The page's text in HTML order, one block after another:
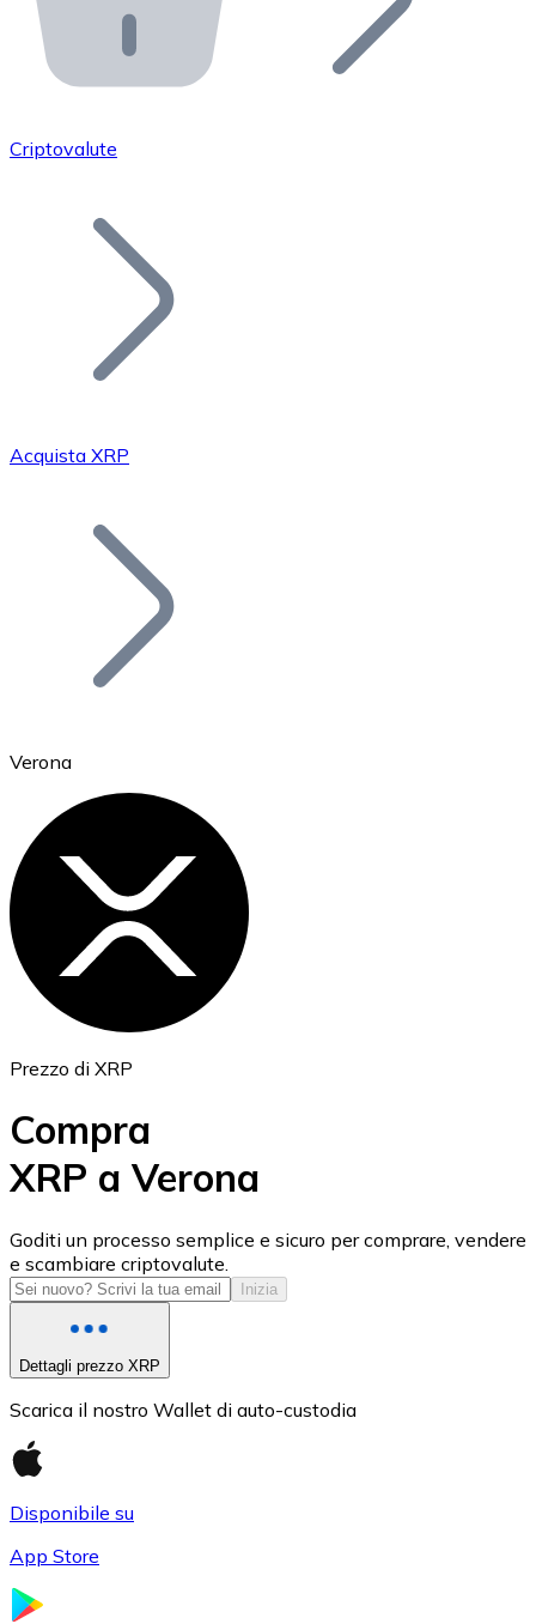
API Bitnovo
Integra la nostra API nel tuo ecosistema.
Unisciti alla nostra rete di rivenditori e
Aggiungi il token del tuo progetto al nostro servizio di
Bitcoin
Ethereum
USD Coin
USDC
Criptovalute
Acquista XRP
Verona
Prezzo di XRP
Compra
XRP a Verona
Goditi un processo semplice e sicuro per comprare, vendere
e scambiare criptovalute.
Inizia
Dettagli prezzo XRP
Scarica il nostro Wallet di auto-custodia
Disponibile su
App Store